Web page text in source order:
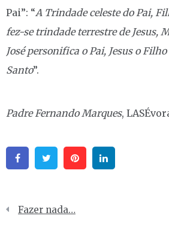
Pai”: “A Trindade celeste do Pai,
fez-se trindade terrestre de Jesus,
José personifica o Pai, Jesus o
Santo”.
Padre Fernando Marques,
FacebookTwitter Pinterest
Navegação
Fazer nada…